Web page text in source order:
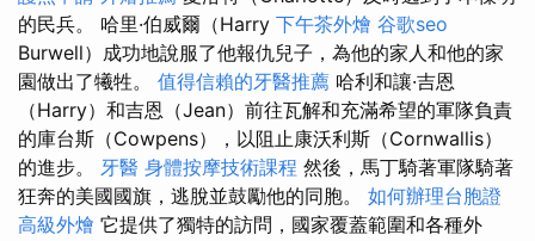
的民兵。 哈里·伯威爾（Harry 下午茶外燴 谷歌seo
Burwell）成功地說服了他報仇兒子，為他的家人和他的家
園做出了犧牲。 值得信賴的牙醫推薦 哈利和讓·吉恩
（Harry）和吉恩（Jean）前往瓦解和充滿希望的軍隊負責
的庫台斯（Cowpens），以阻止康沃利斯（Cornwallis）
的進步。 牙醫 身體按摩技術課程 然後，馬丁騎著軍隊騎著
狂奔的美國國旗，逃脫並鼓勵他的同胞。 如何辦理台胞證
高級外燴 它提供了獨特的訪問，國家覆蓋範圍和各種外